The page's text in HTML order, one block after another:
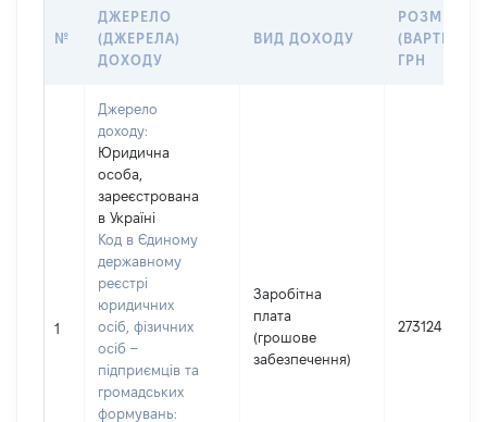
№
ДЖЕРЕЛО
(ДЖЕРЕЛА)
ДОХОДУ
ВИД ДОХОДУ
РОЗМІР
(ВАРТІСТЬ),
ГРН
1
Джерело
доходу:
Юридична
особа,
зареєстрована
в Україні
Код в Єдиному
державному
реєстрі
юридичних
осіб, фізичних
осіб –
підприємців та
громадських
формувань:
Заробітна
плата
(грошове
забезпечення)
273124